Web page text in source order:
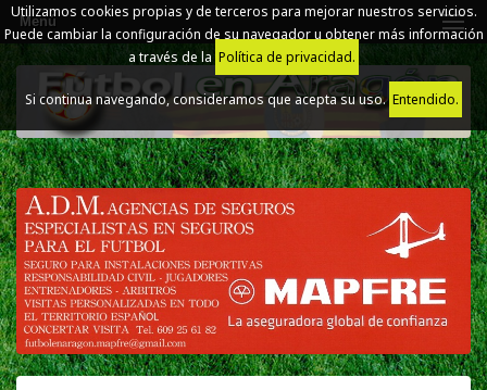
Utilizamos cookies propias y de terceros para mejorar nuestros servicios.
Puede cambiar la configuración de su navegador u obtener más información
a través de la Política de privacidad.
Si continua navegando, consideramos que acepta su uso.Entendido.
Menú